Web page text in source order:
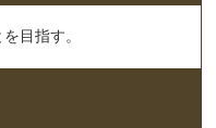
目指す。